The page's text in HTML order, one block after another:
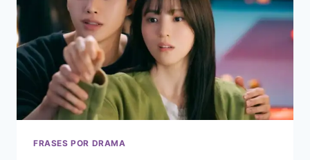
DRAMA
JAPONÉS
AÚN
ASÍ:
LAS
FORMAS
DEL
AMOR
FRASES POR DRAMA